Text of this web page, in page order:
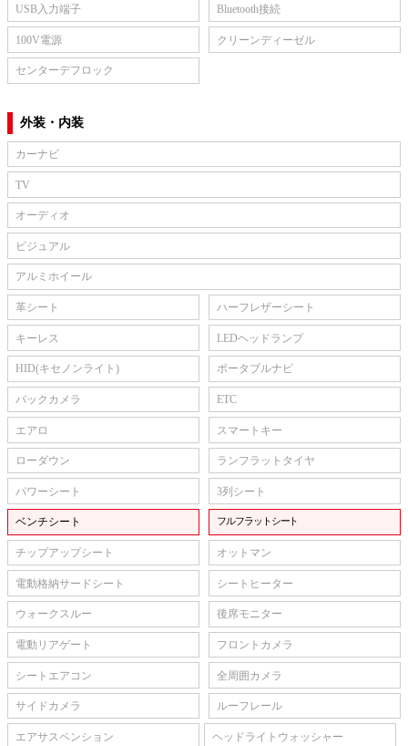
USB入力端子 Bluetooth接続
100V電源 クリーンディーゼル
センターデフロック
外装・内装
カーナビ
TV
オーディオ
ビジュアル
アルミホイール
革シート ハーフレザーシート
キーレス LEDヘッドランプ
HID(キセノンライト) ポータブルナビ
バックカメラ ETC
エアロ スマートキー
ローダウン ランフラットタイヤ
パワーシート 3列シート
ベンチシート フルフラットシート
チップアップシート オットマン
電動格納サードシート シートヒーター
ウォークスルー 後席モニター
電動リアゲート フロントカメラ
シートエアコン 全周囲カメラ
サイドカメラ ルーフレール
エアサスペンション ヘッドライトウォッシャー